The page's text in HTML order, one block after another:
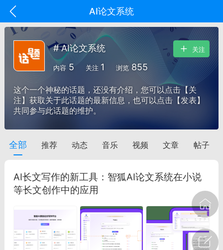
AI论文系统
29 10:10 电脑端 智狐AI工作台
事想用上客户端...
#智狐AI工作台
# AI论文系统
内容 5 关注 1 浏览 855
关注
这个一个神秘的话题，还没有介绍，您可以点击【关
注】获取关于此话题的最新信息，也可以点击【发表】
共同参与此话题的维护。
全部 推荐 动态 音乐 视频 文章 帖子
AI长文写作的新工具：智狐AI论文系统在小说
等长文创作中的应用